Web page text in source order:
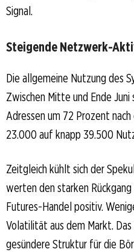
Signal.
Steigende Netzwerk-
Die allgemeine Nutzung des
Zwischen Mitte und Ende
Adressen um 72 Prozent
23.000 auf knapp 39.500
Zeitgleich kühlt sich der
werten den starken
Futures-Handel positiv.
Volatilität aus dem Markt.
gesündere Struktur für die